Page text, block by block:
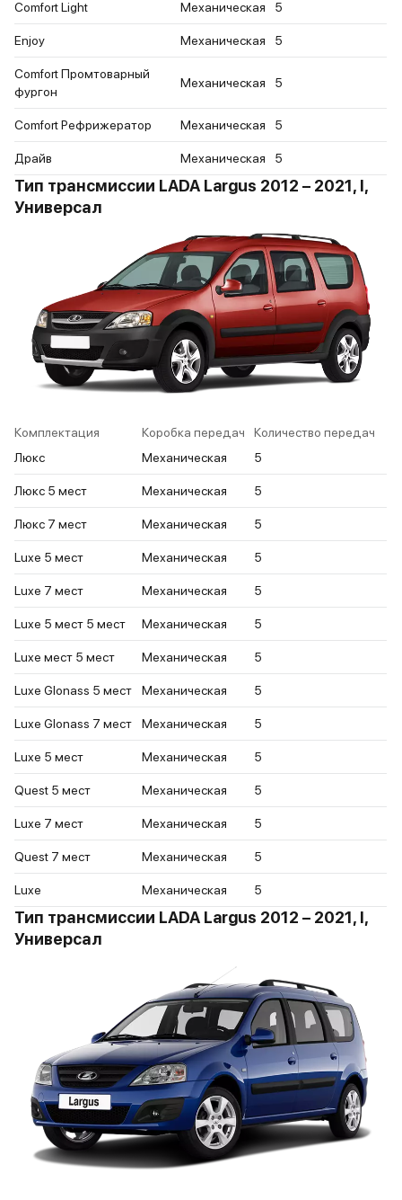
Comfort Light Механическая 5
Enjoy Механическая 5
Comfort Промтоварный
фургон
Механическая 5
Comfort Рефрижератор Механическая 5
Драйв Механическая 5
Тип трансмиссии LADA Largus 2012 – 2021, I,
Универсал
Комплектация Коробка передач
Количество передач
Люкс
Механическая 5
Люкс 5 мест Механическая 5
Люкс 7 мест Механическая 5
Luxe 5 мест Механическая 5
Luxe 7 мест Механическая 5
Luxe 5 мест 5 мест Механическая 5
Luxe мест 5 мест Механическая 5
Luxe Glonass 5 мест Механическая 5
Luxe Glonass 7 мест Механическая 5
Luxe 5 мест Механическая 5
Quest 5 мест Механическая 5
Luxe 7 мест Механическая 5
Quest 7 мест Механическая 5
Luxe Механическая 5
Тип трансмиссии LADA Largus 2012 – 2021, I,
Универсал